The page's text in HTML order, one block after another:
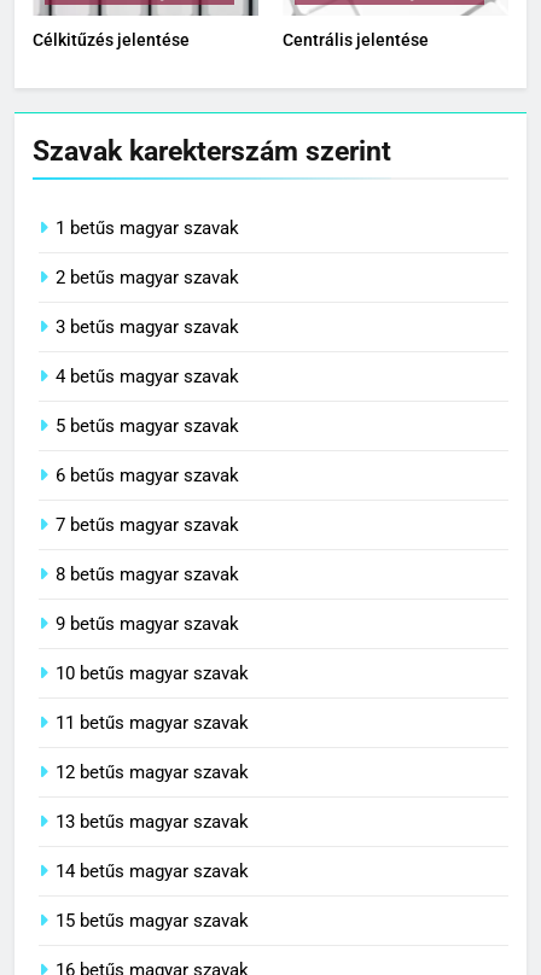
Célkitűzés jelentése Centrális jelentése
Szavak karekterszám szerint
1 betűs magyar szavak
2 betűs magyar szavak
3 betűs magyar szavak
4 betűs magyar szavak
5 betűs magyar szavak
6 betűs magyar szavak
7 betűs magyar szavak
8 betűs magyar szavak
9 betűs magyar szavak
10 betűs magyar szavak
11 betűs magyar szavak
12 betűs magyar szavak
13 betűs magyar szavak
14 betűs magyar szavak
15 betűs magyar szavak